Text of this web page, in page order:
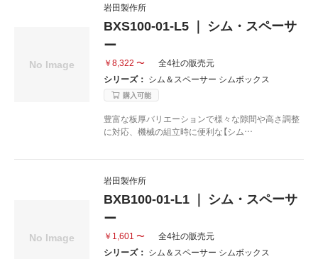
岩田製作所
BXS100-01-L5 ｜ シム・スペーサ
ー
￥8,322 〜
全4社の販売元
シリーズ： シム＆スペーサー シムボックス
購入可能
豊富な板厚バリエーションで様々な隙間や高さ調整
に対応、機械の組立時に便利な【シム…
岩田製作所
BXB100-01-L1 ｜ シム・スペーサ
ー
￥1,601 〜
全4社の販売元
シリーズ： シム＆スペーサー シムボックス